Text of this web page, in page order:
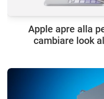
Apple apre alla
cambiare look